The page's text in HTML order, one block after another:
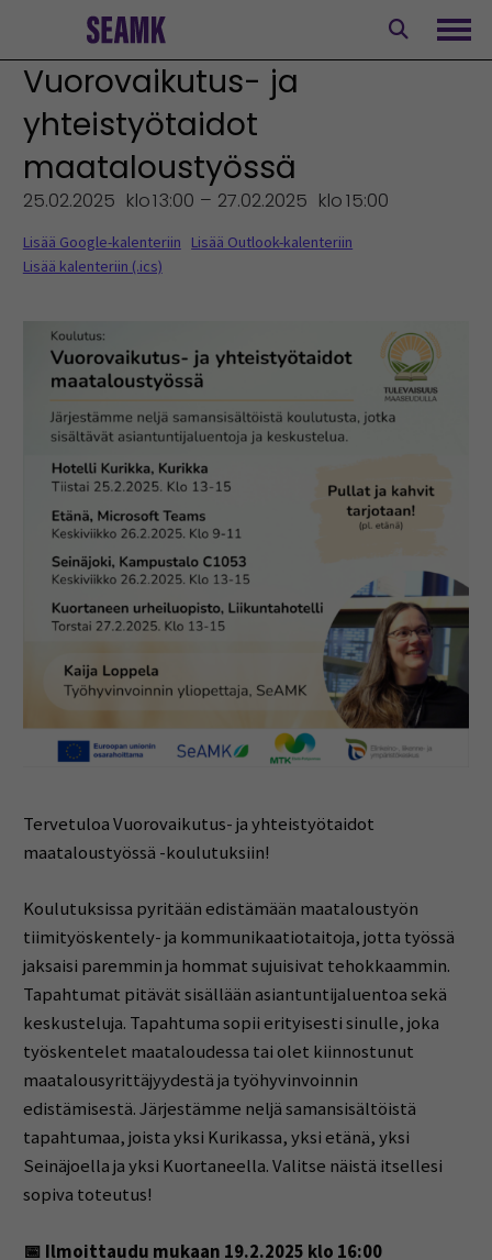
Vuorovaikutus- ja
yhteistyötaidot
maataloustyössä
25.02.2025 klo13:00 – 27.02.2025 klo15:00
Lisää Google-kalenteriin
Lisää Outlook-kalenteriin
Lisää kalenteriin (.ics)
Tervetuloa Vuorovaikutus- ja yhteistyötaidot
maataloustyössä -koulutuksiin!
Koulutuksissa pyritään edistämään maataloustyön
tiimityöskentely- ja kommunikaatiotaitoja, jotta työssä
jaksaisi paremmin ja hommat sujuisivat tehokkaammin.
Tapahtumat pitävät sisällään asiantuntijaluentoa sekä
keskusteluja. Tapahtuma sopii erityisesti sinulle, joka
työskentelet maataloudessa tai olet kiinnostunut
maatalousyrittäjyydestä ja työhyvinvoinnin
edistämisestä. Järjestämme neljä samansisältöistä
tapahtumaa, joista yksi Kurikassa, yksi etänä, yksi
Seinäjoella ja yksi Kuortaneella. Valitse näistä itsellesi
sopiva toteutus!
📅 Ilmoittaudu mukaan 19.2.2025 klo 16:00